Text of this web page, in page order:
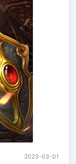
2023-03-01